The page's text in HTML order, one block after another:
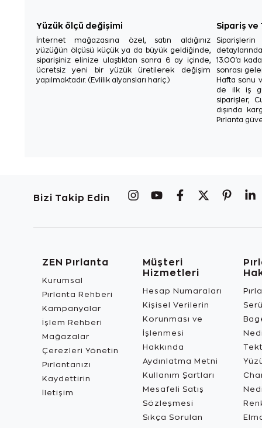
Yüzük ölçü değişimi
İnternet mağazasına özel, satın aldığınız
yüzüğün ölçüsü küçük ya da büyük geldiğinde,
siparişiniz elinize ulaştıktan sonra 6 ay içinde,
ücretsiz yeni bir yüzük üretilerek değişim
yapılmaktadır. (Evlilik alyansları hariç.)
Sipariş ve
13.00'a
sonrası
Hafta sonu
de ilk iş
siparişler,
dışında
Pırlanta
Bizi Takip Edin
ZEN Pırlanta
Kurumsal
Pırlanta Rehberi
Kampanyalar
İşlem Rehberi
Mağazalar
Çerezleri Yönetin
Pırlantanızı
Kaydettirin
İletişim
Müşteri
Hizmetleri
Hesap Numaraları
Kişisel Verilerin
Korunması ve
İşlenmesi
Hakkında
Aydınlatma Metni
Kullanım Şartları
Mesafeli Satış
Sözleşmesi
Sıkça Sorulan